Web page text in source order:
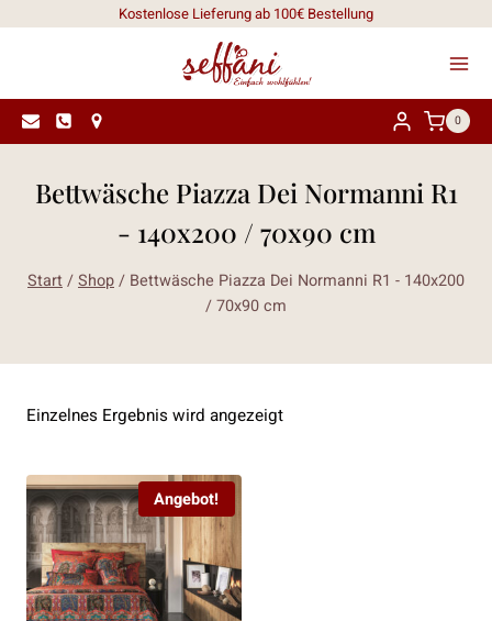
Kostenlose Lieferung ab 100€ Bestellung
0
Bettwäsche Piazza Dei Normanni R1
- 140x200 / 70x90 cm
Start/Shop/ Bettwäsche Piazza Dei Normanni R1 - 140x200
/ 70x90 cm
Einzelnes Ergebnis wird angezeigt
Angebot!